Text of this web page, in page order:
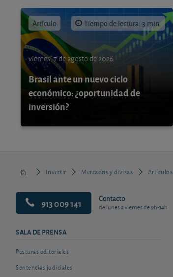
Artículo Tiempo de lectura: 3 min.
viernes, 7 de agosto de 2026
Brasil ante un nuevo ciclo
económico: ¿oportunidad de
inversión?
Invertir Mercados y divisas Artículos
913 009 141 Contacto
de lunes a viernes de 9h-14h
SALA DE PRENSA
Posturas editoriales
Sentencias judiciales